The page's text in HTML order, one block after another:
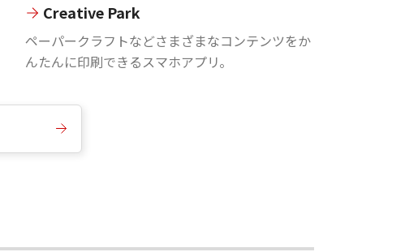
Creative Park
ペーパークラフトなどさまざまなコンテンツをか
んたんに印刷できるスマホアプリ。